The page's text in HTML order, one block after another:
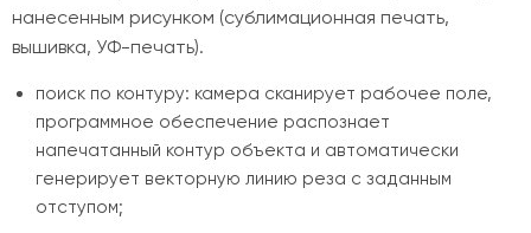
нанесенным рисунком (сублимационная печать,
вышивка, УФ-печать).
поиск по контуру: камера сканирует рабочее поле,
программное обеспечение распознает
напечатанный контур объекта и автоматически
генерирует векторную линию реза с заданным
отступом;